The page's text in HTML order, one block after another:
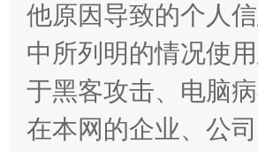
全民健身五年计划来了！等你上场
他原因导致的个人信
中所列明的情况使
于黑客攻击、电脑
在本网的企业、公